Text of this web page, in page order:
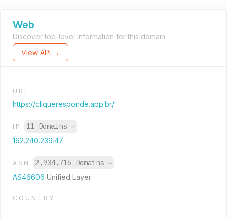
Web
Discover top-level information for this domain.
View API →
URL
https://cliqueresponde.app.br/
IP 11 Domains →
162.240.239.47
ASN 2,934,716 Domains →
AS46606 Unified Layer
COUNTRY